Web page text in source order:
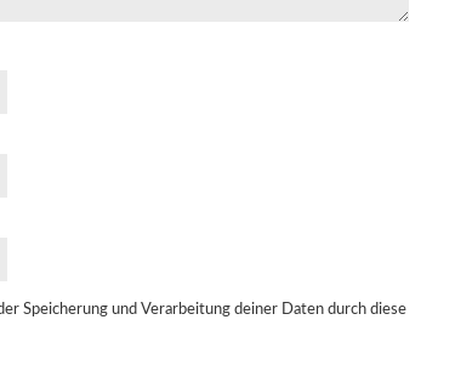
Speicherung und Verarbeitung deiner Daten durch diese